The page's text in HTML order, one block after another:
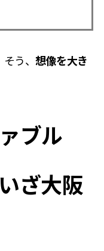
う、 想像を大き
ブル
ざ大阪